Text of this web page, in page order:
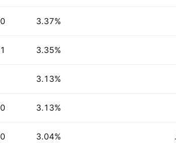
3.37%
3.35%
3.13%
3.13%
3.04%